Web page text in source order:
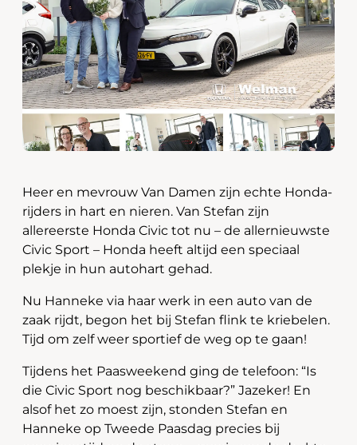
Webshop
Contact
Heer en mevrouw Van Damen zijn echte Honda-
rijders in hart en nieren. Van Stefan zijn
allereerste Honda Civic tot nu – de allernieuwste
Civic Sport – Honda heeft altijd een speciaal
plekje in hun autohart gehad.
Nu Hanneke via haar werk in een auto van de
zaak rijdt, begon het bij Stefan flink te kriebelen.
Tijd om zelf weer sportief de weg op te gaan!
Tijdens het Paasweekend ging de telefoon: “Is
die Civic Sport nog beschikbaar?” Jazeker! En
alsof het zo moest zijn, stonden Stefan en
Hanneke op Tweede Paasdag precies bij